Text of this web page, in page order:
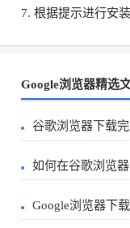
7. 根据提示进行安
Google浏览器精选
谷歌浏览器下载
如何在谷歌浏览
Google浏览器下